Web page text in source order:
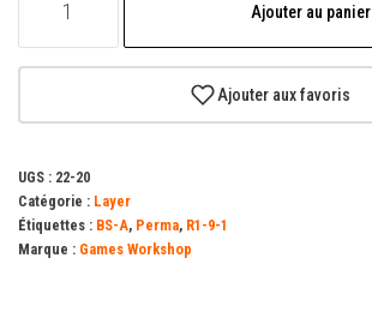
Blue
Ajouter au panier
Ajouter aux favoris
UGS : 22-20
Catégorie : Layer
Étiquettes : BS-A, Perma, R1-9-1
Marque : Games Workshop